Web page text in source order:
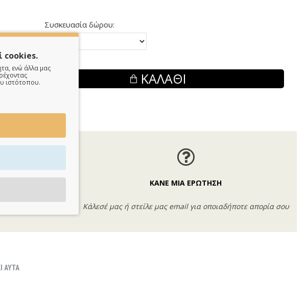
Συσκευασία δώρου:
ΚΑΛΆΘΙ
ΚΑΝΕ ΜΙΑ ΕΡΩΤΗΣΗ
Κάλεσέ μας ή στείλε μας email για οποιαδήποτε απορία σου
ΑΥΤΆ
cookies.
ενώ άλλα μας
ιστότοπου.